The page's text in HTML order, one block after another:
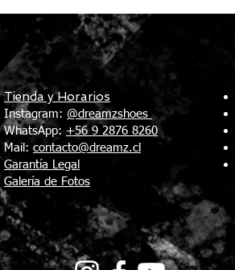
Tienda y Horarios
Instagram: @dreamzshoes
WhatsApp:+56 9 2876 8260
Mail: contacto@dreamz.cl
Garantía Legal
Galería de Fotos